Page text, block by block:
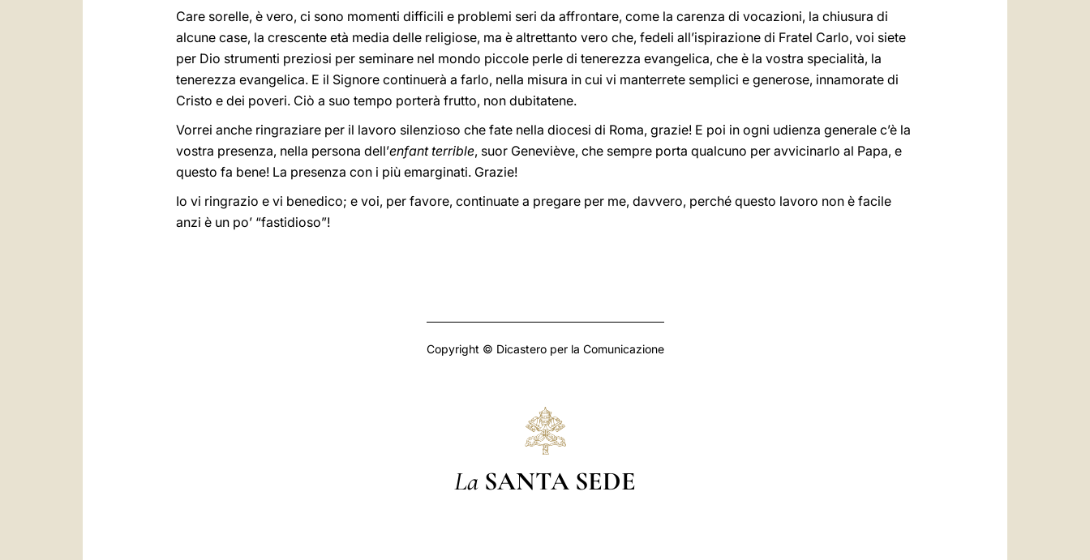
Care sorelle, è vero, ci sono momenti difficili e problemi seri da affrontare, come la carenza di vocazioni, la chiusura di
alcune case, la crescente età media delle religiose, ma è altrettanto vero che, fedeli all’ispirazione di Fratel Carlo, voi siete
per Dio strumenti preziosi per seminare nel mondo piccole perle di tenerezza evangelica, che è la vostra specialità, la
tenerezza evangelica. E il Signore continuerà a farlo, nella misura in cui vi manterrete semplici e generose, innamorate di
Cristo e dei poveri. Ciò a suo tempo porterà frutto, non dubitatene.
Vorrei anche ringraziare per il lavoro silenzioso che fate nella diocesi di Roma, grazie! E poi in ogni udienza generale c’è la
vostra presenza, nella persona dell’enfant terrible, suor Geneviève, che sempre porta qualcuno per avvicinarlo al Papa, e
questo fa bene! La presenza con i più emarginati. Grazie!
Io vi ringrazio e vi benedico; e voi, per favore, continuate a pregare per me, davvero, perché questo lavoro non è facile
anzi è un po’ “fastidioso”!
Copyright © Dicastero per la Comunicazione
La SANTA SEDE